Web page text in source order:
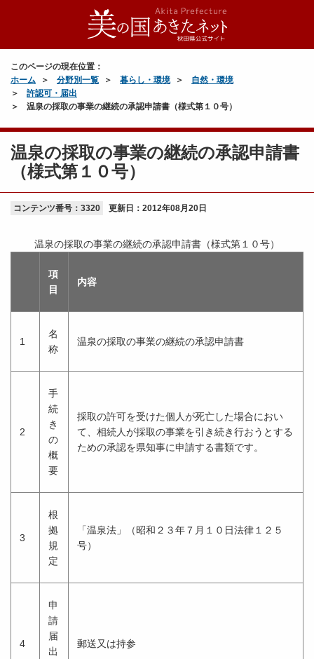
このページの現在位置：
ホーム
分野別一覧 暮らし・環境
自然・環境
許認可・届出
温泉の採取の事業の継続の承認申請書（様式第１０号）
温泉の採取の事業の継続の承認申請書
（様式第１０号）
コンテンツ番号：3320 更新日： 2012年08月20日
温泉の採取の事業の継続の承認申請書（様式第１０号）
項
目
内容
1
名
称
温泉の採取の事業の継続の承認申請書
2
手
続
き
の
概
要
採取の許可を受けた個人が死亡した場合におい
て、相続人が採取の事業を引き続き行おうとする
ための承認を県知事に申請する書類です。
3
根
拠
規
定
「温泉法」（昭和２３年７月１０日法律１２５
号）
4
申
請
届
出
郵送又は持参